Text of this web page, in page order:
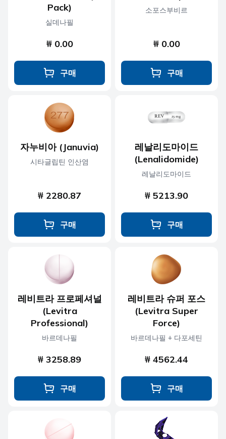
Pack)
실데나필
₩ 0.00
구매
소포스부비르
₩ 0.00
구매
자누비아 (Januvia)
시타글립틴 인산염
₩ 2280.87
구매
레날리도마이드
(Lenalidomide)
레날리도마이드
₩ 5213.90
구매
레비트라 프로페셔널
(Levitra
Professional)
바르데나필
₩ 3258.89
구매
레비트라 슈퍼 포스
(Levitra Super
Force)
바르데나필 + 다포세틴
₩ 4562.44
구매